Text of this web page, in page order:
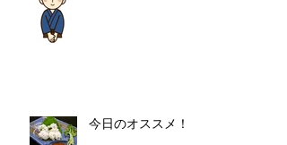
今日のオススメ！